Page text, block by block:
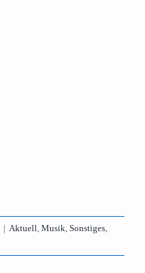
| Aktuell, Musik, Sonstiges,